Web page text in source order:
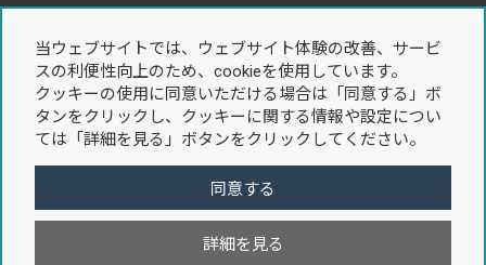
当ウェブサイトでは、ウェブサイト体験の改善、サービ
スの利便性向上のため、cookieを使用しています。
クッキーの使用に同意いただける場合は「同意する」ボ
タンをクリックし、クッキーに関する情報や設定につい
ては「詳細を見る」ボタンをクリックしてください。
同意する
詳細を見る
このサイトについて
推奨環境
お問い合わせ
特定商取引法に基づく表記
プライバシーポリシー
個人情報の取り扱いについて
利用規約
Copyright © 2021 Sunplanet. Co,Ltd. All Rights Reserved.